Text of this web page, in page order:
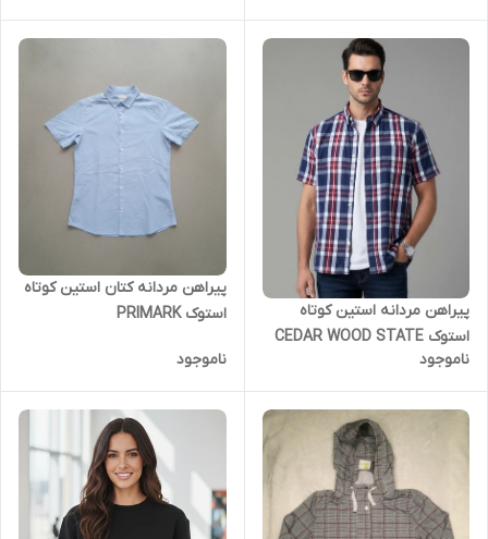
پیراهن مردانه استین کوتاه
استوک CEDAR WOOD STATE
ناموجود
پیراهن مردانه کتان استین کوتاه
استوک PRIMARK
ناموجود